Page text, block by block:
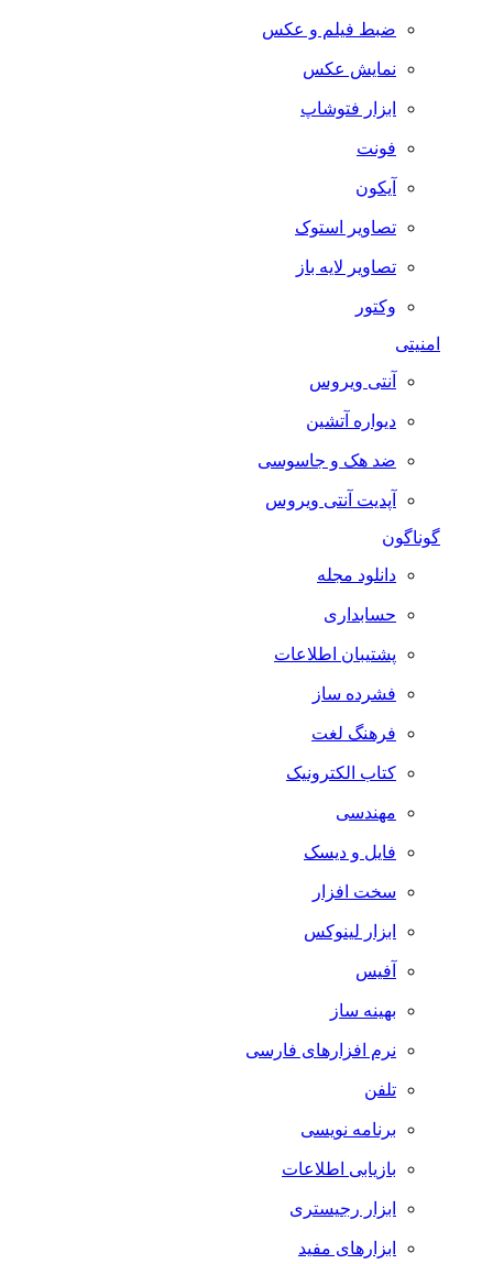
ضبط فيلم و عكس
نمایش عکس
ابزار فتوشاپ
فونت
آیکون
تصاویر استوک
تصاویر لایه باز
وکتور
امنیتی
آنتی ویروس
دیواره آتشین
ضد هک و جاسوسی
آپدیت آنتی ویروس
گوناگون
دانلود مجله
حسابداری
پشتیبان اطلاعات
فشرده ساز
فرهنگ لغت
کتاب الکترونیک
مهندسی
فایل و دیسک
سخت افزار
ابزار لینوکس
آفیس
بهینه ساز
نرم افزارهای فارسی
تلفن
برنامه نویسی
بازیابی اطلاعات
ابزار رجیستری
ابزارهای مفید